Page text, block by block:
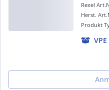
Rexel
Produkt
Herst.